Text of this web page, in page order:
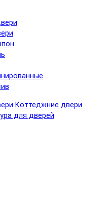
Коттеджние двери
для дверей